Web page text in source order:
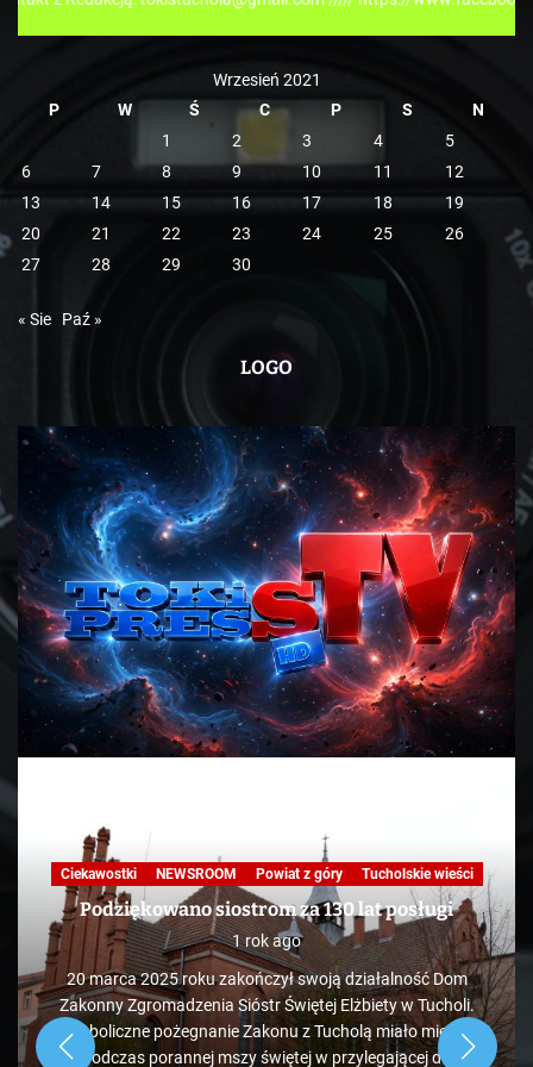
i
e
Wrzesień 2021
P
W Ś C P S
N
1
2 3 4
5
6
7 8 9 10 11
12
13
14 15 16 17 18
19
20
21 22 23 24 25
26
27
28 29 30
« Sie Paź »
LOGO
Ciekawostki NEWSROOM Powiat z góry Tucholskie wieści
Podziękowano siostrom za 130 lat posługi
1 rok ago
20 marca 2025 roku zakończył swoją działalność Dom
Zakonny Zgromadzenia Sióstr Świętej Elżbiety w Tucholi.
Symboliczne pożegnanie Zakonu z Tucholą miało miejsce
podczas porannej mszy świętej w przylegającej do